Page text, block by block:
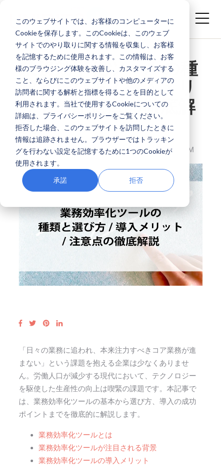
このウェブサイトでは、お客様のコンピューターに
Cookieを保存します。このCookieは、このウェブ
サイトでのやり取りに関する情報を収集し、お客様
を記憶するために使用されます。この情報は、お客
様のブラウジング体験を改善し、カスタマイズする
こと、ならびにこのウェブサイトや他のメディアの
訪問者に関する解析と指標を得ることを目的として
利用されます。当社で使用するCookieについての
詳細は、プライバシーポリシーをご覧ください。
拒否した場合、このウェブサイトを訪問したときに
情報は追跡されません。ブラウザーではトラッキン
グを行わない設定を記憶するために1つのCookieが
使用されます。
承諾 拒否
業務効率化ツールの種
類と選び方 / 導入メリ
ット / 注意点の徹底解
説
株式会社ユニリタプラス APR 30, 2026 4:36:25 PM
「日々の業務に追われ、本来注力すべきコア業務が進
まない」という課題を抱える企業は少なくありませ
ん。労働人口が減少する現代において、テクノロジー
を駆使した生産性の向上は喫緊の課題です。 本記事で
は、業務効率化ツールの基本から選び方、導入の成功
ポイントまでを徹底的に解説します。
業務効率化ツールとは
業務効率化ツールが注目される背景
業務効率化ツールの導入メリット